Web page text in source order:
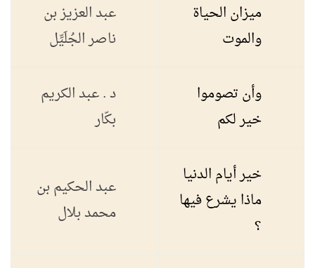
ميزان الحياة
والموت
عبد العزيز بن
ناصر الجُلَيِّل
وأن تصوموا
خير لكم
د . عبد الكريم
بكّار
خير أيام الدنيا
ماذا يشرع فيها
؟
عبد الحكيم بن
محمد بلال